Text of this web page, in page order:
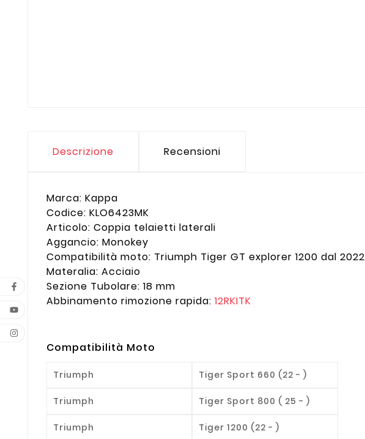
Descrizione Recensioni
Marca: Kappa
Codice: KLO6423MK
Articolo: Coppia telaietti laterali
Aggancio: Monokey
Compatibilità moto: Triumph Tiger GT explorer 1200 dal 2022
Materalia: Acciaio
Sezione Tubolare: 18 mm
Abbinamento rimozione rapida: 12RKITK
Compatibilità Moto
Triumph Tiger Sport 660 (22 - )
Triumph Tiger Sport 800 ( 25 - )
Triumph Tiger 1200 (22 - )